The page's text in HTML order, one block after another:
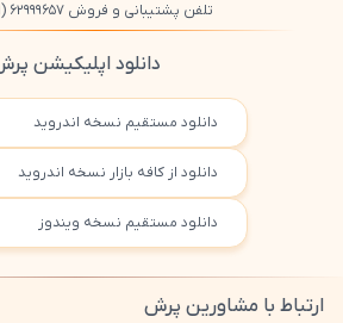
تلفن پشتیبانی و فروش ۶۲۹۹۹۶۵۷ (021)
دانلود اپلیکیشن
دانلود مستقیم نسخه اندروید
دانلود از کافه بازار نسخه اندروید
دانلود مستقیم نسخه ویندوز
ارتباط با مشاورین پرش